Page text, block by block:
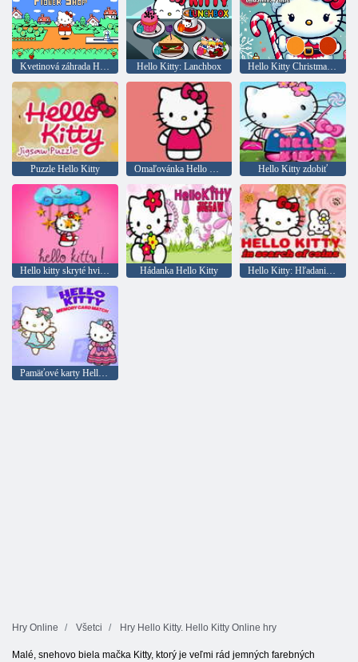
Kvetinová záhrada Hallo Kitty Hello Kitty: Lanchbox Hello Kitty Christmas Puzzle: Holiday Festival
Puzzle Hello Kitty Hello Kitty zdobiť
Hello kitty skryté hviezdy Hádanka Hello Kitty Hello Kitty: Hľadanie mincí
Hry Online Všetci Hry Hello Kitty. Hello Kitty Online hry
Malé, snehovo biela mačka Kitty, ktorý je veľmi rád jemných farebných